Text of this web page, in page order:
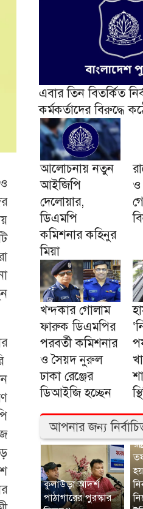
এবার তিন বিতর্কিত
কর্মকর্তাদের বিরুদ্ধে
আলোচনায় নতুন
আইজিপি
দেলোয়ার,
ডিএমপি
কমিশনার কহিনুর
মিয়া
ও
খন্দকার গোলাম
ফারুক ডিএমপির
পরবর্তী কমিশনার
ও সৈয়দ নুরুল
ঢাকা রেঞ্জের
ডিআইজি হচ্ছেন
আপনার জন্য
কুলাউড়া আদর্শ
পাঠাগারের পুরস্কার